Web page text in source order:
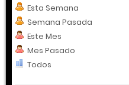
Esta Semana
Semana Pasada
Este Mes
Mes Pasado
Todos